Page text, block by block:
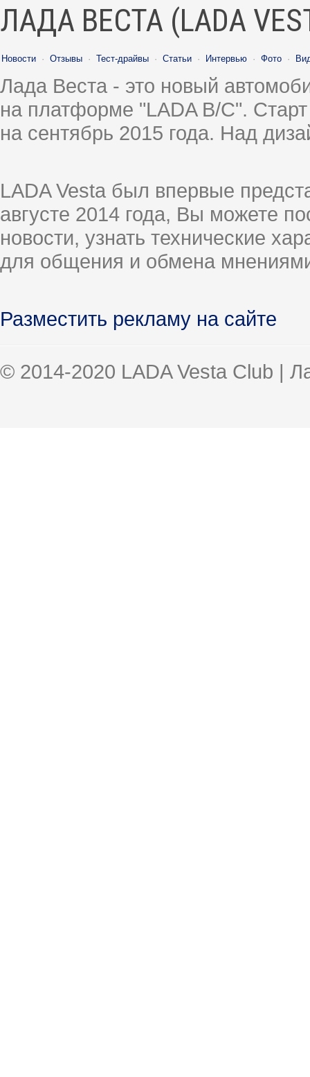
ЛАДА ВЕСТА (LADA
Новости · Отзывы · Тест-драйвы · Статьи · Интервью · Фото ·
Лада Веста - это новый
на платформе "LADA B/C".
на сентябрь 2015 года. Над
LADA Vesta был впервые
августе 2014 года, Вы можете
новости, узнать технические
для общения и обмена
Разместить рекламу на сайте
© 2014-2020 LADA Vesta Club |